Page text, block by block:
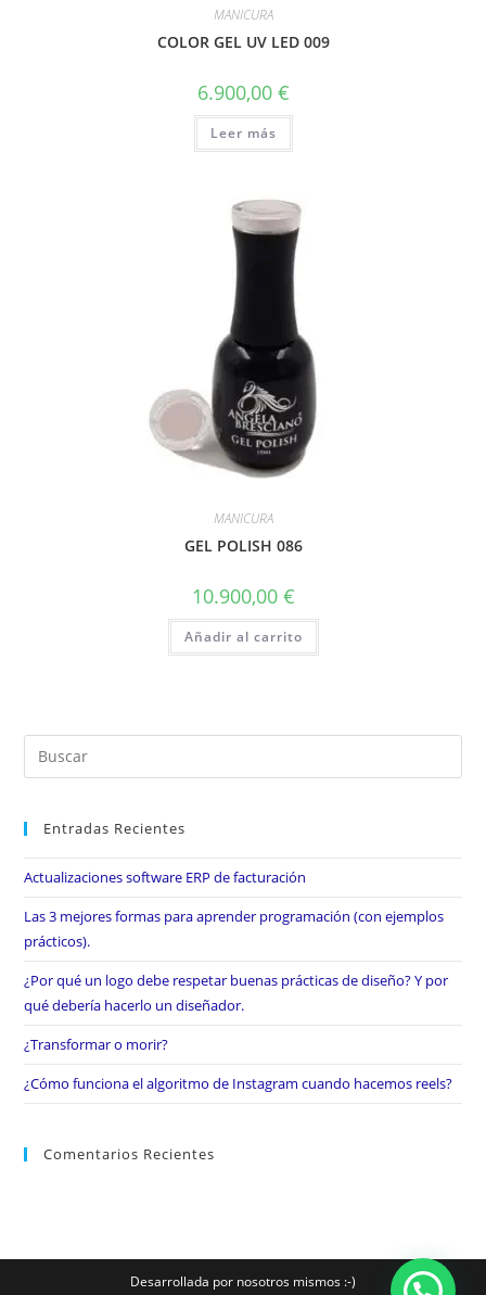
MANICURA
COLOR GEL UV LED 009
6.900,00 €
Leer más
MANICURA
GEL POLISH 086
10.900,00 €
Añadir al carrito
Entradas Recientes
Actualizaciones software ERP de facturación
Las 3 mejores formas para aprender programación (con ejemplos
prácticos).
¿Por qué un logo debe respetar buenas prácticas de diseño? Y por
qué debería hacerlo un diseñador.
¿Transformar o morir?
¿Cómo funciona el algoritmo de Instagram cuando hacemos reels?
Comentarios Recientes
Desarrollada por nosotros mismos :-)